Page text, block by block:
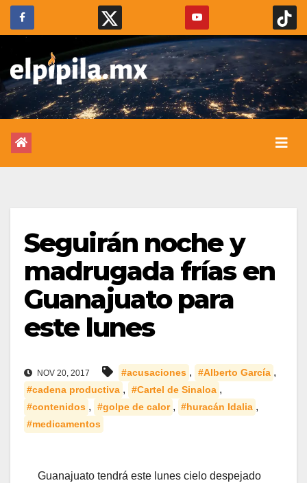
Seguirán noche y
madrugada frías en
Guanajuato para
este lunes
NOV 20, 2017 #acusaciones , #Alberto García ,
#cadena productiva , #Cartel de Sinaloa ,
#contenidos , #golpe de calor , #huracán Idalia ,
#medicamentos
Guanajuato tendrá este lunes cielo despejado